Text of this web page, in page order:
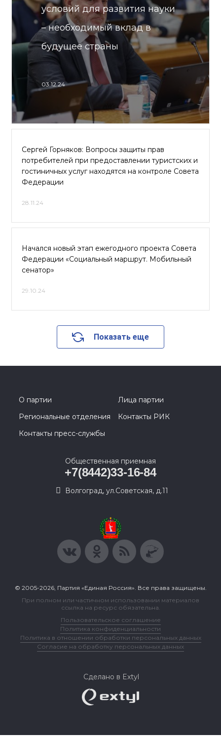
условий для развития науки
– необходимый вклад в
будущее страны
03.12.24
Сергей Горняков: Вопросы защиты прав
потребителей при предоставлении туристских и
гостиничных услуг находятся на контроле Совета
Федерации
28.11.24
Начался новый этап ежегодного проекта Совета
Федерации «Социальный маршрут. Мобильный
сенатор»
29.10.24
Показать еще
О партии
Лица партии
Региональные отделения
Контакты РИК
Контакты пресс-службы
Общественная приемная
+7(8442)33-16-84
Волгоград, ул.Советская, д.11
© 2005-2026, Партия «Единая Россия». Все права защищены.
При полном или частичном использовании материалов
ссылка на ресурс обязательна.
Пользовательское соглашение
Политика конфиденциальности
Политика в отношении обработки персональных данных
Согласие на обработку персональных данных
Сделано в Extyl